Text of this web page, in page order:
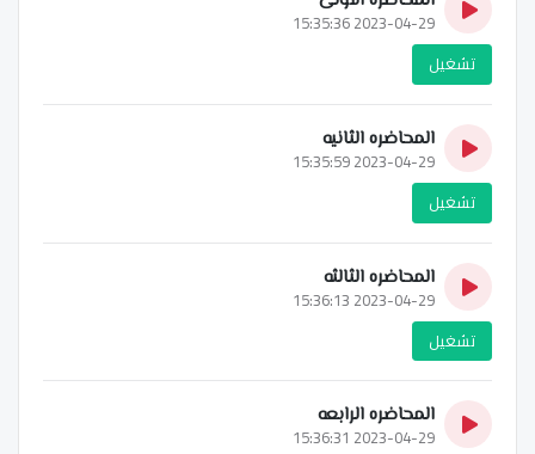
2023-04-29 15:35:36
تشغيل
المحاضره الثانيه
2023-04-29 15:35:59
تشغيل
المحاضره الثالثه
2023-04-29 15:36:13
تشغيل
المحاضره الرابعه
2023-04-29 15:36:31